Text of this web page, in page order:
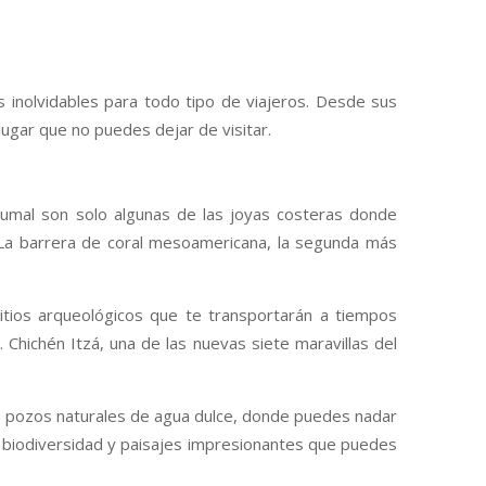
inolvidables para todo tipo de viajeros. Desde sus
que no puedes dejar de visitar.
son solo algunas de las joyas costeras donde
barrera de coral mesoamericana, la segunda más
arqueológicos que te transportarán a tiempos
Itzá, una de las nuevas siete maravillas del
naturales de agua dulce, donde puedes nadar
y paisajes impresionantes que puedes